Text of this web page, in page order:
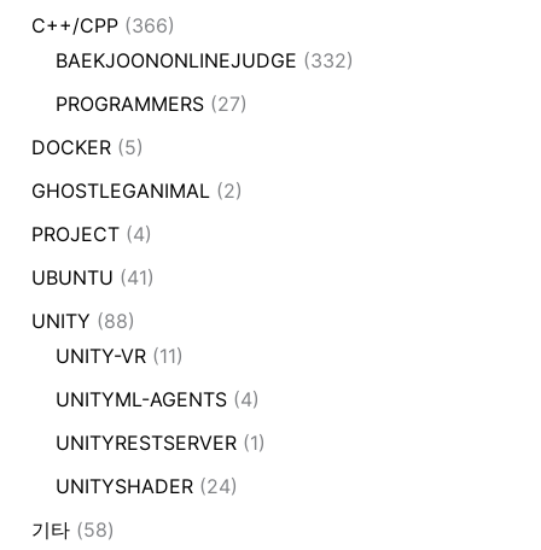
C++/CPP (366)
BAEKJOONONLINEJUDGE (332)
PROGRAMMERS (27)
DOCKER (5)
GHOSTLEGANIMAL (2)
PROJECT (4)
UBUNTU (41)
UNITY (88)
UNITY-VR (11)
UNITYML-AGENTS (4)
UNITYRESTSERVER (1)
UNITYSHADER (24)
기타 (58)